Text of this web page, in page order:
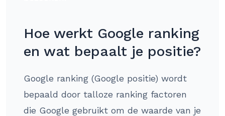
Hoe werkt Google ranking
en wat bepaalt je positie?
Google ranking (Google positie) wordt
bepaald door talloze ranking factoren
die Google gebruikt om de waarde van je